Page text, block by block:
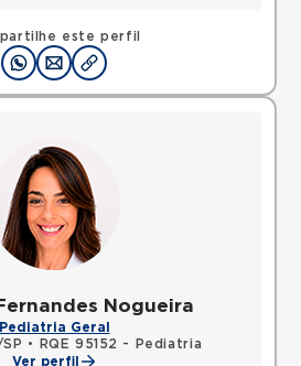
este perfil
Nogueira
Pediatria Geral
•
RQE 95152 - Pediatria
Ver perfil